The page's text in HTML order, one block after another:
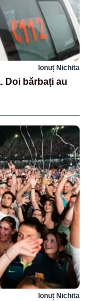
Ionuț Nichita
Doi bărbați au
Ionuț Nichita